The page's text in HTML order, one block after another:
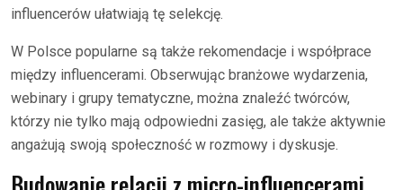
influencerów ułatwiają tę selekcję.
W Polsce popularne są także rekomendacje i współprace
między influencerami. Obserwując branżowe wydarzenia,
webinary i grupy tematyczne, można znaleźć twórców,
którzy nie tylko mają odpowiedni zasięg, ale także aktywnie
angażują swoją społeczność w rozmowy i dyskusje.